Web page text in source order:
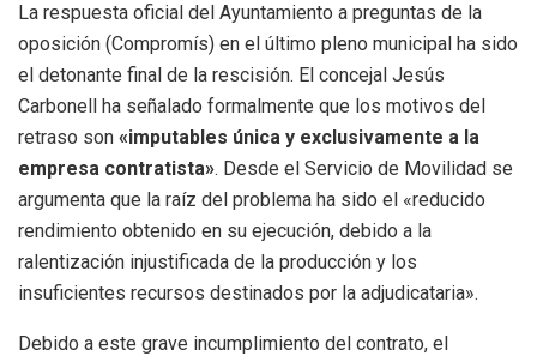
La respuesta oficial del Ayuntamiento a preguntas de la
oposición (Compromís) en el último pleno municipal ha sido
el detonante final de la rescisión. El concejal Jesús
Carbonell ha señalado formalmente que los motivos del
retraso son «imputables única y exclusivamente a la
empresa contratista». Desde el Servicio de Movilidad se
argumenta que la raíz del problema ha sido el «reducido
rendimiento obtenido en su ejecución, debido a la
ralentización injustificada de la producción y los
insuficientes recursos destinados por la adjudicataria».
Debido a este grave incumplimiento del contrato, el